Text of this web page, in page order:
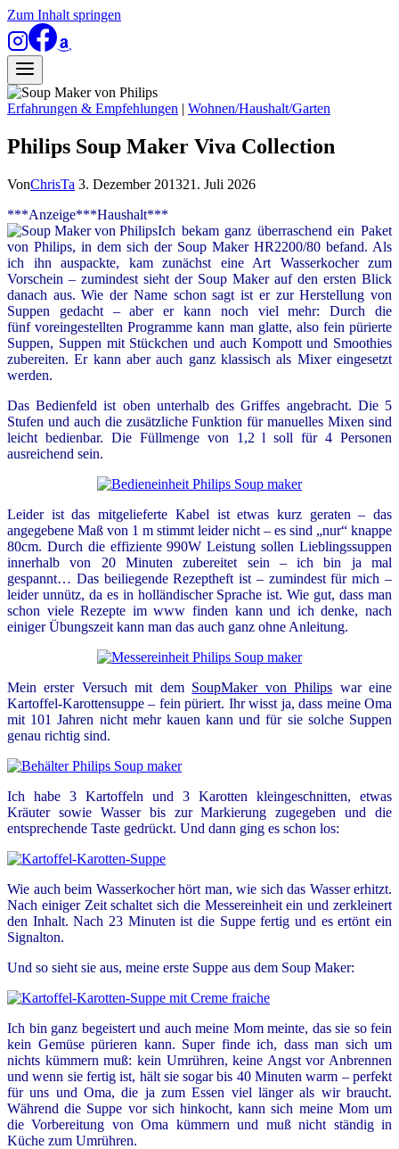
Zum Inhalt springen
Erfahrungen & Empfehlungen | Wohnen/Haushalt/Garten
Philips Soup Maker Viva Collection
VonChrisTa 3. Dezember 201321. Juli 2026
***Anzeige***Haushalt***
Ich bekam ganz überraschend ein Paket
von Philips, in dem sich der Soup Maker HR2200/80 befand. Als
ich ihn auspackte, kam zunächst eine Art Wasserkocher zum
Vorschein – zumindest sieht der Soup Maker auf den ersten Blick
danach aus. Wie der Name schon sagt ist er zur Herstellung von
Suppen gedacht – aber er kann noch viel mehr:Durch die
fünf voreingestellten Programme kann man glatte, also fein pürierte
Suppen, Suppen mit Stückchen und auch Kompott und Smoothies
zubereiten. Er kann aber auch ganz klassisch als Mixer eingesetzt
werden.
Das Bedienfeld ist oben unterhalb des Griffes angebracht. Die 5
Stufen und auch die zusätzliche Funktion für manuelles Mixen sind
leicht bedienbar. Die Füllmenge von 1,2 l soll für 4 Personen
ausreichend sein.
Leider ist das mitgelieferte Kabel ist etwas kurz geraten – das
angegebene Maß von 1 m stimmt leider nicht – es sind „nur“ knappe
80cm. Durch die effiziente 990W Leistung sollen Lieblingssuppen
innerhalb von 20 Minuten zubereitet sein – ich bin ja mal
gespannt… Das beiliegende Rezeptheft ist – zumindest für mich –
leider unnütz, da es in holländischer Sprache ist. Wie gut, dass man
schon viele Rezepte im www finden kann und ich denke, nach
einiger Übungszeit kann man das auch ganz ohne Anleitung.
Mein erster Versuch mit dem SoupMaker von Philips war eine
Kartoffel-Karottensuppe – fein püriert. Ihr wisst ja, dass meine Oma
mit 101 Jahren nicht mehr kauen kann und für sie solche Suppen
genau richtig sind.
Ich habe 3 Kartoffeln und 3 Karotten kleingeschnitten, etwas
Kräuter sowie Wasser bis zur Markierung zugegeben und die
entsprechende Taste gedrückt. Und dann ging es schon los:
Wie auch beim Wasserkocher hört man, wie sich das Wasser erhitzt.
Nach einiger Zeit schaltet sich die Messereinheit ein und zerkleinert
den Inhalt. Nach 23 Minuten ist die Suppe fertig und es ertönt ein
Signalton.
Und so sieht sie aus, meine erste Suppe aus dem Soup Maker:
Ich bin ganz begeistert und auch meine Mom meinte, das sie so fein
kein Gemüse pürieren kann. Super finde ich, dass man sich um
nichts kümmern muß: kein Umrühren, keine Angst vor Anbrennen
und wenn sie fertig ist, hält sie sogar bis 40 Minuten warm – perfekt
für uns und Oma, die ja zum Essen viel länger als wir braucht.
Während die Suppe vor sich hinkocht, kann sich meine Mom um
die Vorbereitung von Oma kümmern und muß nicht ständig in
Küche zum Umrühren.